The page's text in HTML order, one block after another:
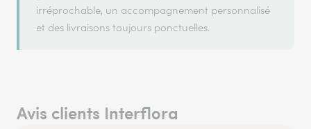
irréprochable, un accompagnement personnalisé
et des livraisons toujours ponctuelles.
Avis clients Interflora